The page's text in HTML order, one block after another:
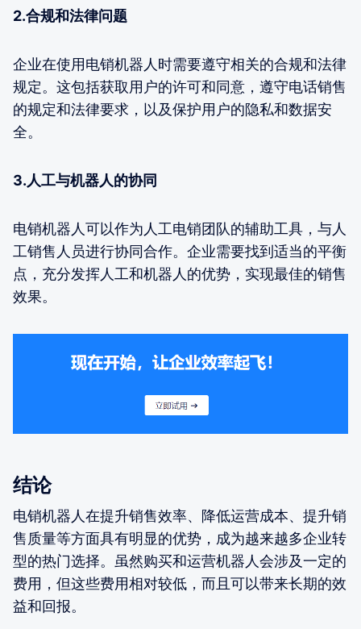
2.合规和法律问题
企业在使用电销机器人时需要遵守相关的合规和法律
规定。这包括获取用户的许可和同意，遵守电话销售
的规定和法律要求，以及保护用户的隐私和数据安
全。
3.人工与机器人的协同
电销机器人可以作为人工电销团队的辅助工具，与人
工销售人员进行协同合作。企业需要找到适当的平衡
点，充分发挥人工和机器人的优势，实现最佳的销售
效果。
结论
电销机器人在提升销售效率、降低运营成本、提升销
售质量等方面具有明显的优势，成为越来越多企业转
型的热门选择。虽然购买和运营机器人会涉及一定的
费用，但这些费用相对较低，而且可以带来长期的效
益和回报。